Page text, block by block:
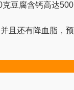
豆腐含钙高达
且还有降血脂，预